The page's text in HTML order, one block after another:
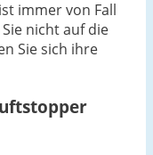
immer von Fall
nicht auf die
Sie sich ihre